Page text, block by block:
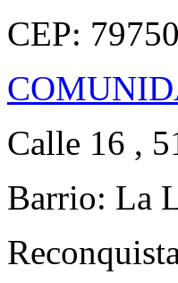
CEP:
Calle 16 ,
Barrio: La